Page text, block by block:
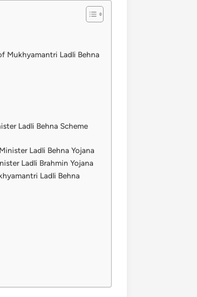
Mukhyamantri Ladli Behna
Ladli Behna Scheme
Ladli Behna Yojana
Ladli Brahmin Yojana
Ladli Behna